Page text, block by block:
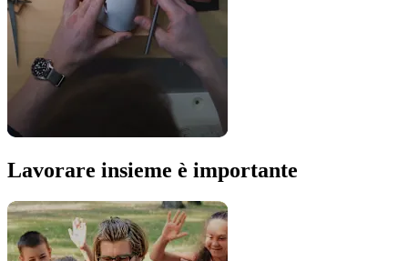
Lavorare insieme è importante